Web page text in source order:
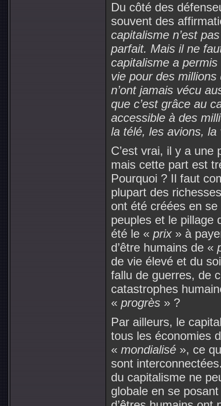
Du côté des
souvent des
capitalisme n’est
parfait. Mais il ne
capitalisme a
vie pour des
n’ont jamais vécu
que c’est grâce au
accessible à des
la télé, les avions,
C’est vrai, il y a
mais cette part est
Pourquoi ? Il faut
plupart des
ont été créées en se
peuples et le pillage
été le « prix» à
d’être humains de «
de vie élevé et du
fallu de guerres, de
catastrophes
« progrès » ?
Par ailleurs, le
tous les économies
« mondialisé », ce
sont
du capitalisme ne
globale en se